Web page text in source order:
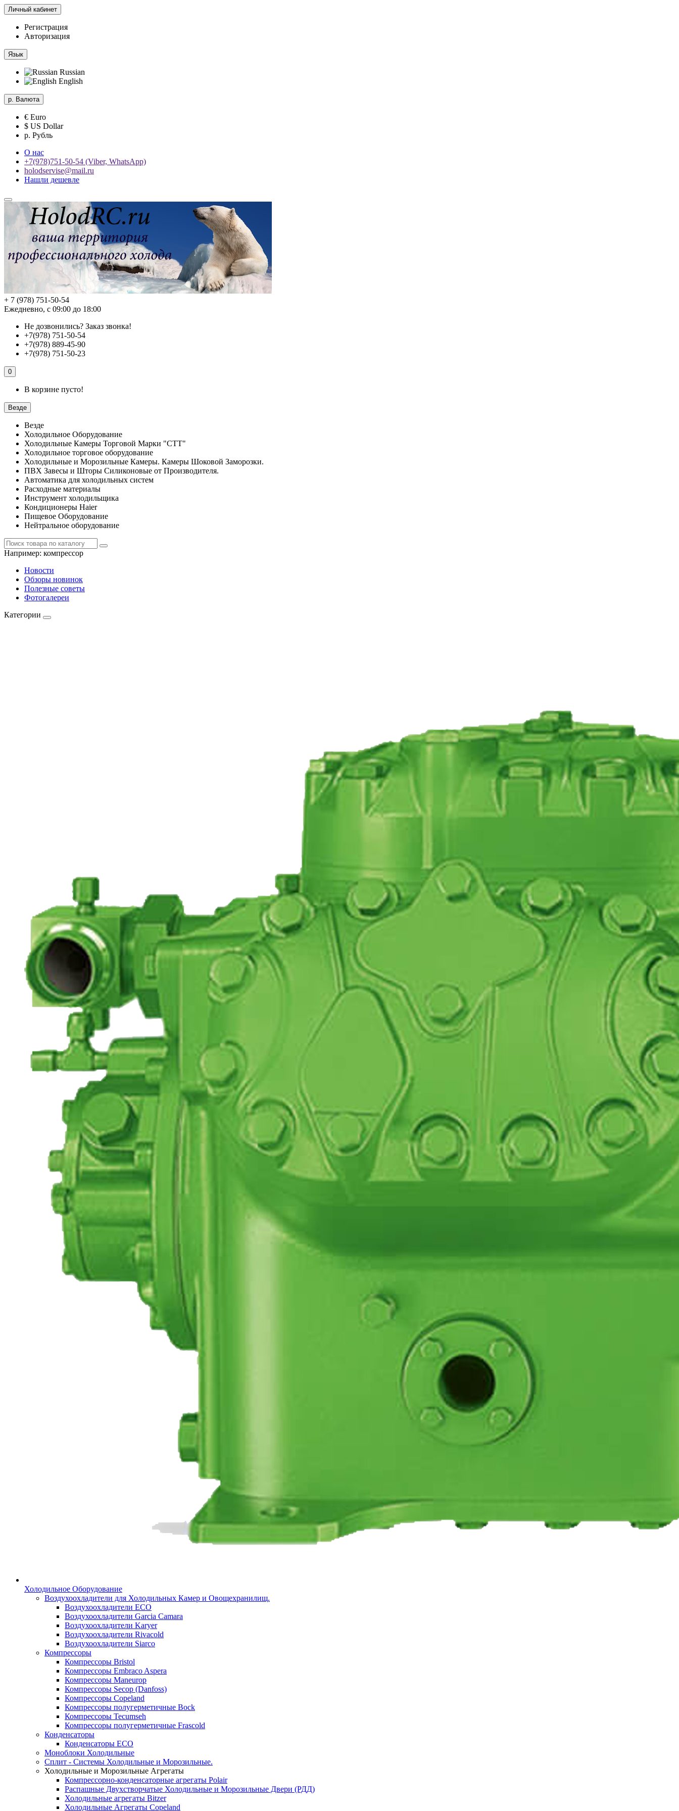
Личный кабинет
Регистрация
Авторизация
Язык
Russian
English
р. Валюта
€ Euro
$ US Dollar
р. Рубль
О нас
+7(978)751-50-54 (Viber, WhatsApp)
holodservise@mail.ru
Нашли дешевле
+ 7 (978) 751-50-54
Ежедневно, с 09:00 до 18:00
Не дозвонились? Заказ звонка!
+7(978) 751-50-54
+7(978) 889-45-90
+7(978) 751-50-23
0
В корзине пусто!
Везде
Везде
Холодильное Оборудование
Холодильные Камеры Торговой Марки "СТТ"
Холодильное торговое оборудование
Холодильные и Морозильные Камеры. Камеры Шоковой Заморозки.
ПВХ Завесы и Шторы Силиконовые от Производителя.
Автоматика для холодильных систем
Расходные материалы
Инструмент холодильщика
Кондиционеры Haier
Пищевое Оборудование
Нейтральное оборудование
Например: компрессор
Новости
Обзоры новинок
Полезные советы
Фотогалереи
Категории
Холодильное Оборудование
Воздухоохладители для Холодильных Камер и Овощехранилищ.
Воздухоохладители ECO
Воздухоохладители Garcia Camara
Воздухоохладители Karyer
Воздухоохладители Rivacold
Воздухоохладители Siarco
Компрессоры
Компрессоры Bristol
Компрессоры Embraco Aspera
Компрессоры Maneurop
Компрессоры Secop (Danfoss)
Компрессоры Copeland
Компрессоры полугерметичные Bock
Компрессоры Tecumseh
Компрессоры полугерметичные Frascold
Конденсаторы
Конденсаторы ECO
Моноблоки Холодильные
Сплит - Системы Холодильные и Морозильные.
Холодильные и Морозильные Агрегаты
Компрессорно-конденсаторные агрегаты Polair
Распашные Двухстворчатые Холодильные и Морозильные Двери (РДД)
Холодильные агрегаты Bitzer
Холодильные Агрегаты Copeland